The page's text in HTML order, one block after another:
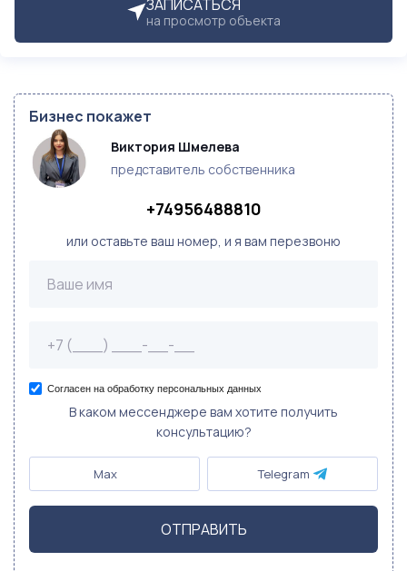
ЗАПИСАТЬСЯ
на просмотр объекта
Бизнес покажет
Виктория Шмелева
представитель собственника
+74956488810
или оставьте ваш номер, и я вам перезвоню
Согласен на обработку персональных данных
В каком мессенджере вам хотите получить
консультацию?
Max Telegram
ОТПРАВИТЬ